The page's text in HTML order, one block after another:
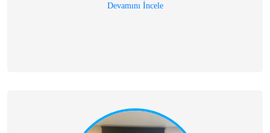
Devamını İncele